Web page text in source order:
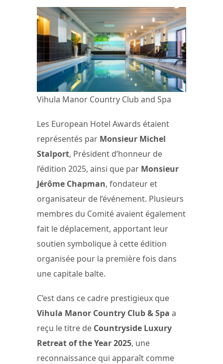
Vihula Manor Country Club and Spa
Les European Hotel Awards étaient
représentés par Monsieur Michel
Stalport, Président d’honneur de
l’édition 2025, ainsi que par Monsieur
Jérôme Chapman, fondateur et
organisateur de l’événement. Plusieurs
membres du Comité avaient également
fait le déplacement, apportant leur
soutien symbolique à cette édition
organisée pour la première fois dans
une capitale balte.
C’est dans ce cadre prestigieux que
Vihula Manor Country Club & Spa a
reçu le titre de Countryside Luxury
Retreat of the Year 2025, une
reconnaissance qui apparaît comme